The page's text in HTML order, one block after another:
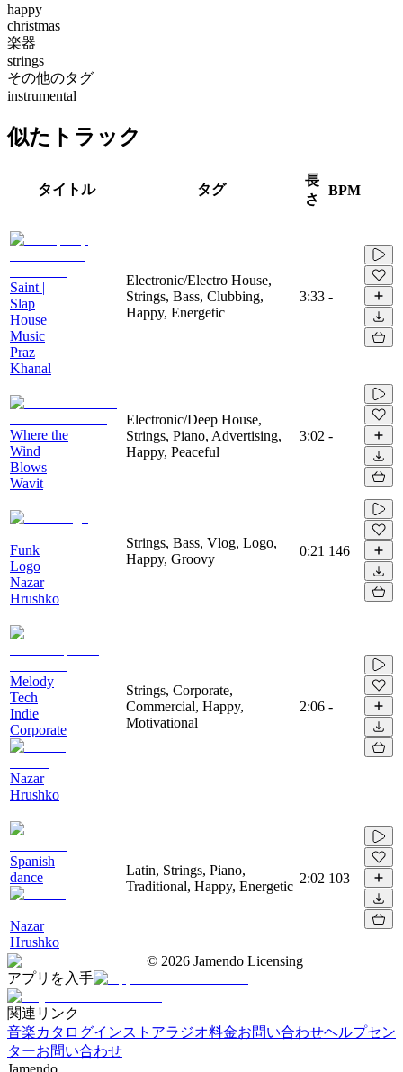
happy
christmas
楽器
strings
その他のタグ
instrumental
似たトラック
タイトル タグ
長
さ
BPM
Saint |
Slap
House
Music
Praz
Khanal
Electronic/Electro House,
Strings, Bass, Clubbing,
Happy, Energetic
3:33 -
Where the
Wind
Blows
Wavit
Electronic/Deep House,
Strings, Piano, Advertising,
Happy, Peaceful
3:02 -
Funk
Logo
Nazar
Hrushko
Strings, Bass, Vlog, Logo,
Happy, Groovy
0:21 146
Melody
Tech
Indie
Corporate
Nazar
Hrushko
Strings, Corporate,
Commercial, Happy,
Motivational
2:06 -
Spanish
dance
Nazar
Hrushko
Latin, Strings, Piano,
Traditional, Happy, Energetic
2:02 103
© 2026 Jamendo Licensing
アプリを入手
関連リンク
音楽カタログインストアラジオ料金お問い合わせヘルプセン
ターお問い合わせ
Jamendo